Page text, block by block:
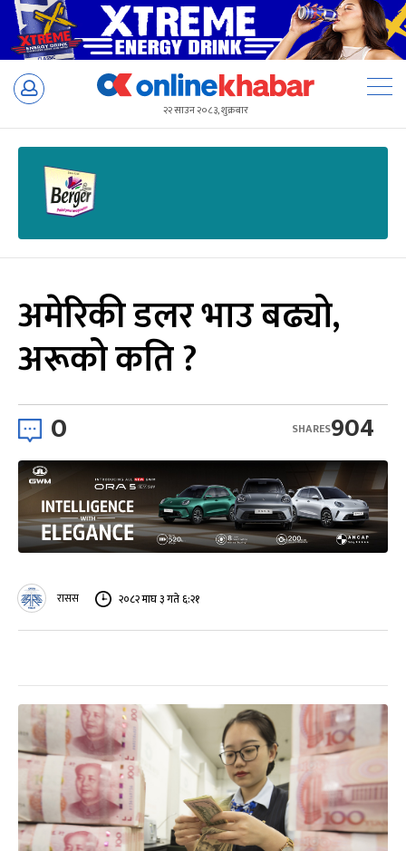
Skip
२२ साउन २०८३, शुक्रबार
अमेरिकी डलर भाउ बढ्यो,
अरूको कति ?
0 904
SHARES
रासस २०८२ माघ ३ गते ६:२१